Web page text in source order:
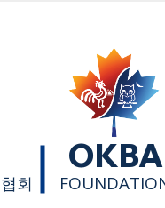
회
OKBA